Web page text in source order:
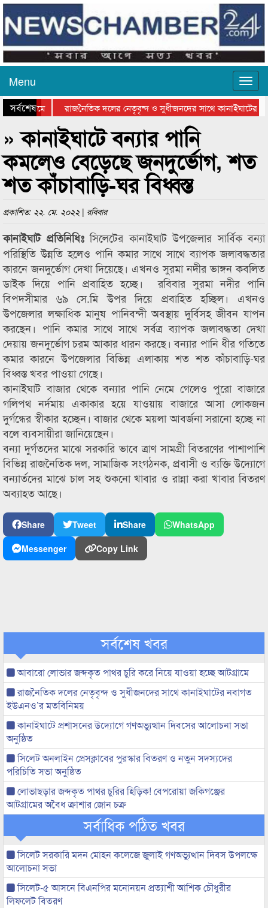
Menu
সর্বশেষ
আটগ্রামে
রাজনৈতিক দলের নেতৃবৃন্দ ও সুধীজনদের সাথে কানাইঘাটের
সিলেটে বাংলাদেশ গ্রুপ থিয়েটার ফেডারেশানের বিভাগীয়
» কানাইঘাটে বন্যার পানি
কমলেও বেড়েছে জনদুর্ভোগ, শত
শত কাঁচাবাড়ি-ঘর বিধ্বস্ত
প্রকাশিত: ২২. মে. ২০২২ | রবিবার
কানাইঘাট প্রতিনিধিঃসিলেটের কানাইঘাট উপজেলার সার্বিক বন্যা
পরিস্থিতি উন্নতি হলেও পানি কমার সাথে সাথে ব্যাপক জলাবদ্ধতার
কারনে জনদুর্ভোগ দেখা দিয়েছে। এখনও সুরমা নদীর ভাঙ্গন কবলিত
ডাইক দিয়ে পানি প্রবাহিত হচ্ছে। রবিবার সুরমা নদীর পানি
বিপদসীমার ৬৯ সে.মি উপর দিয়ে প্রবাহিত হচ্ছিল। এখনও
উপজেলার লক্ষাধিক মানুষ পানিবন্দী অবস্থায় দুর্বিসহ জীবন যাপন
করছেন। পানি কমার সাথে সাথে সর্বত্র ব্যাপক জলাবদ্ধতা দেখা
দেয়ায় জনদুর্ভোগ চরম আকার ধারন করছে। বন্যার পানি ধীর গতিতে
কমার কারনে উপজেলার বিভিন্ন এলাকায় শত শত কাঁচাবাড়ি-ঘর
বিধ্বস্ত খবর পাওয়া গেছে।
কানাইঘাট বাজার থেকে বন্যার পানি নেমে গেলেও পুরো বাজারে
গলিপথ নর্দমায় একাকার হয়ে যাওয়ায় বাজারে আসা লোকজন
দুর্গন্ধের স্বীকার হচ্ছেন। বাজার থেকে ময়লা আবর্জনা সরানো হচ্ছে না
বলে ব্যবসায়ীরা জানিয়েছেন।
বন্যা দুর্গতদের মাঝে সরকারি ভাবে ত্রাণ সামগ্রী বিতরণের পাশাপাশি
বিভিন্ন রাজনৈতিক দল, সামাজিক সংগঠনক, প্রবাসী ও ব্যক্তি উদ্যোগে
বন্যার্তদের মাঝে চাল সহ শুকনো খাবার ও রান্না করা খাবার বিতরণ
অব্যাহত আছে।
Share Tweet Share
WhatsApp
Messenger
Copy Link
সর্বশেষ খবর
আবারো লোভার জব্দকৃত পাথর চুরি করে নিয়ে যাওয়া হচ্ছে আটগ্রামে
রাজনৈতিক দলের নেতৃবৃন্দ ও সুধীজনদের সাথে কানাইঘাটের নবাগত
ইউএনও’র মতবিনিময়
কানাইঘাটে প্রশাসনের উদ্যোগে গণঅভ্যুত্থান দিবসের আলোচনা সভা
অনুষ্ঠিত
সিলেট অনলাইন প্রেসক্লাবের পুরস্কার বিতরণ ও নতুন সদস্যদের
পরিচিতি সভা অনুষ্ঠিত
লোভাছড়ার জব্দকৃত পাথর চুরির হিড়িক! বেপরোয়া জকিগঞ্জের
আটগ্রামের অবৈধ ক্রাশার জোন চক্র
সর্বাধিক পঠিত খবর
সিলেট সরকারি মদন মোহন কলেজে জুলাই গণঅভ্যুত্থান দিবস উপলক্ষে
আলোচনা সভা
সিলেট-৫ আসনে বিএনপির মনোনয়ন প্রত্যাশী আশিক চৌধুরীর
লিফলেট বিতরণ